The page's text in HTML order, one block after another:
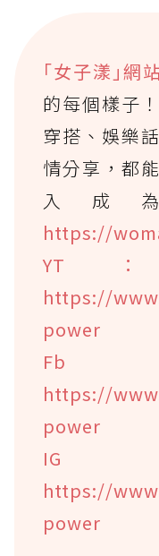
｢女子漾｣網站
的每個樣子
穿搭、娛樂
情分享，都
入成
https://
YT
https://
power
https://
power
https://
power